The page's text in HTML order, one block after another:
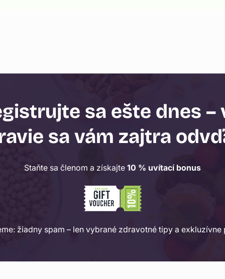
sa ešte dnes –
sa vám zajtra
Staňte sa členom a získajte 10 % uvítací bonus
žiadny spam – len vybrané zdravotné tipy a exkluzívne